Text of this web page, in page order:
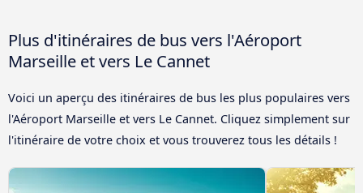
Plus d'itinéraires de bus vers l'Aéroport
Marseille et vers Le Cannet
Voici un aperçu des itinéraires de bus les plus populaires vers
l'Aéroport Marseille et vers Le Cannet. Cliquez simplement sur
l'itinéraire de votre choix et vous trouverez tous les détails !